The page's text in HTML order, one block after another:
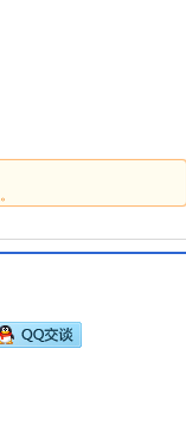
。